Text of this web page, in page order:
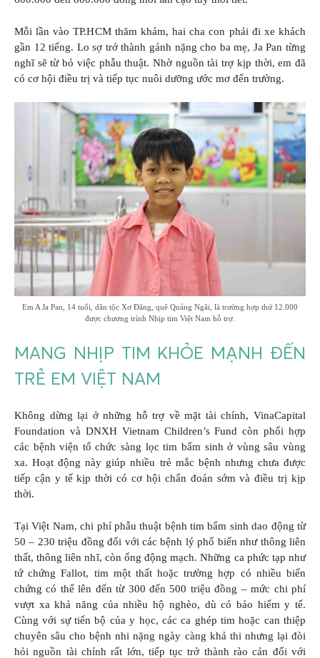
Mỗi lần vào TP.HCM thăm khám, hai cha con phải đi xe khách
gần 12 tiếng. Lo sợ trở thành gánh nặng cho ba mẹ, Ja Pan từng
nghĩ sẽ từ bỏ việc phẫu thuật. Nhờ nguồn tài trợ kịp thời, em đã
có cơ hội điều trị và tiếp tục nuôi dưỡng ước mơ đến trường.
Em A Ja Pan, 14 tuổi, dân tộc Xơ Đăng, quê Quảng Ngãi, là trường hợp thứ 12.000
được chương trình Nhịp tim Việt Nam hỗ trợ.
MANG NHỊP TIM KHỎE MẠNH ĐẾN
TRẺ EM VIỆT NAM
Không dừng lại ở những hỗ trợ về mặt tài chính, VinaCapital
Foundation và DNXH Vietnam Children’s Fund còn phối hợp
các bệnh viện tổ chức sàng lọc tim bẩm sinh ở vùng sâu vùng
xa. Hoạt động này giúp nhiều trẻ mắc bệnh nhưng chưa được
tiếp cận y tế kịp thời có cơ hội chẩn đoán sớm và điều trị kịp
thời.
Tại Việt Nam, chi phí phẫu thuật bệnh tim bẩm sinh dao động từ
50 – 230 triệu đồng đối với các bệnh lý phổ biến như thông liên
thất, thông liên nhĩ, còn ống động mạch. Những ca phức tạp như
tứ chứng Fallot, tim một thất hoặc trường hợp có nhiều biến
chứng có thể lên đến từ 300 đến 500 triệu đồng – mức chi phí
vượt xa khả năng của nhiều hộ nghèo, dù có bảo hiểm y tế.
Cùng với sự tiến bộ của y học, các ca ghép tim hoặc can thiệp
chuyên sâu cho bệnh nhi nặng ngày càng khả thi nhưng lại đòi
hỏi nguồn tài chính rất lớn, tiếp tục trở thành rào cản đối với